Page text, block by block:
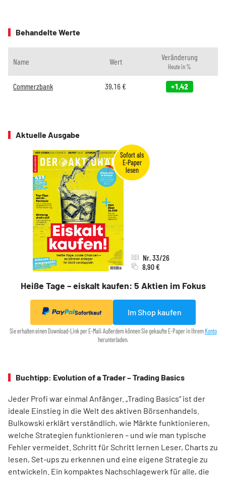
Behandelte Werte
Name Wert Veränderung
Heute in %
Commerzbank 39,16 € +1,42
Aktuelle Ausgabe
Heiße Tage – eiskalt kaufen: 5 Aktien im Fokus
Nr. 33/26
8,90 €
Sofortkauf Im Shop kaufen
Sie erhalten einen Download-Link per E-Mail. Außerdem können Sie gekaufte E-Paper in Ihrem Konto
herunterladen.
Buchtipp: Evolution of a Trader – Trading Basics
Jeder Profi war einmal Anfänger. „Trading Basics“ ist der
ideale Einstieg in die Welt des aktiven Börsenhandels.
Bulkowski erklärt verständlich, wie Märkte funktionieren,
welche Strategien funktionieren – und wie man typische
Fehler vermeidet. Schritt für Schritt lernen Leser, Charts zu
lesen, Set-ups zu erkennen und eine eigene Strategie zu
entwickeln. Ein kompaktes Nachschlagewerk für alle, die